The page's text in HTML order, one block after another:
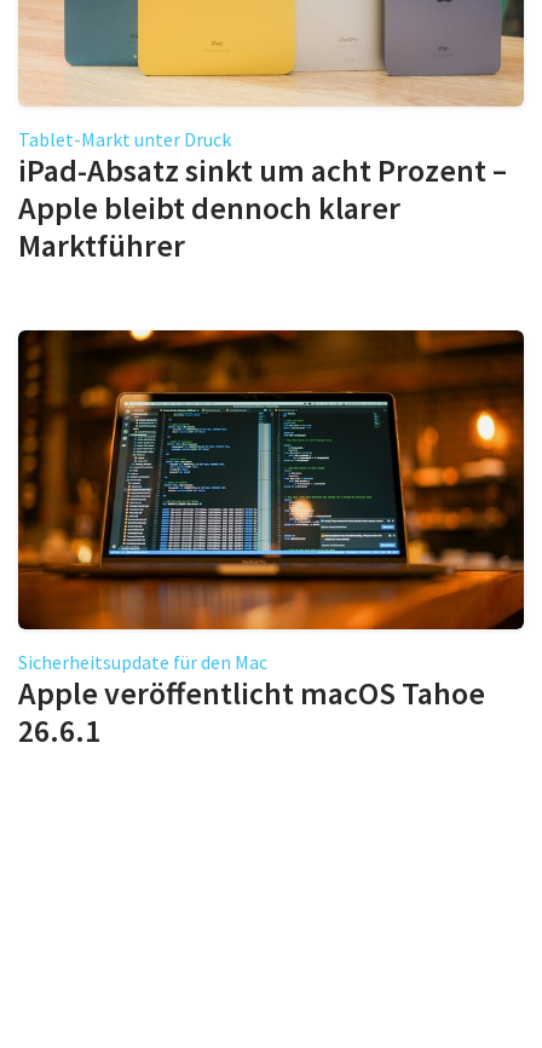
Tablet-Markt unter Druck
iPad-Absatz sinkt um acht Prozent –
Apple bleibt dennoch klarer
Marktführer
Sicherheitsupdate für den Mac
Apple veröffentlicht macOS Tahoe
26.6.1